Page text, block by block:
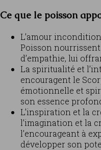
Ce que le poisson
L’amour
Poisson
d’empathie, lui
La spiritualité et
encouragent le
émotionnelle et
son essence
L’inspiration et la
l’imagination et la
l’encourageant à
développer son